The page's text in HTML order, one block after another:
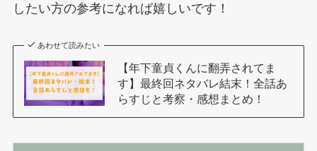
したい方の参考になれば嬉しいです！
あわせて読みたい
【年下童貞くんに翻弄されてま
す】最終回ネタバレ結末！全話あ
らすじと考察・感想まとめ！